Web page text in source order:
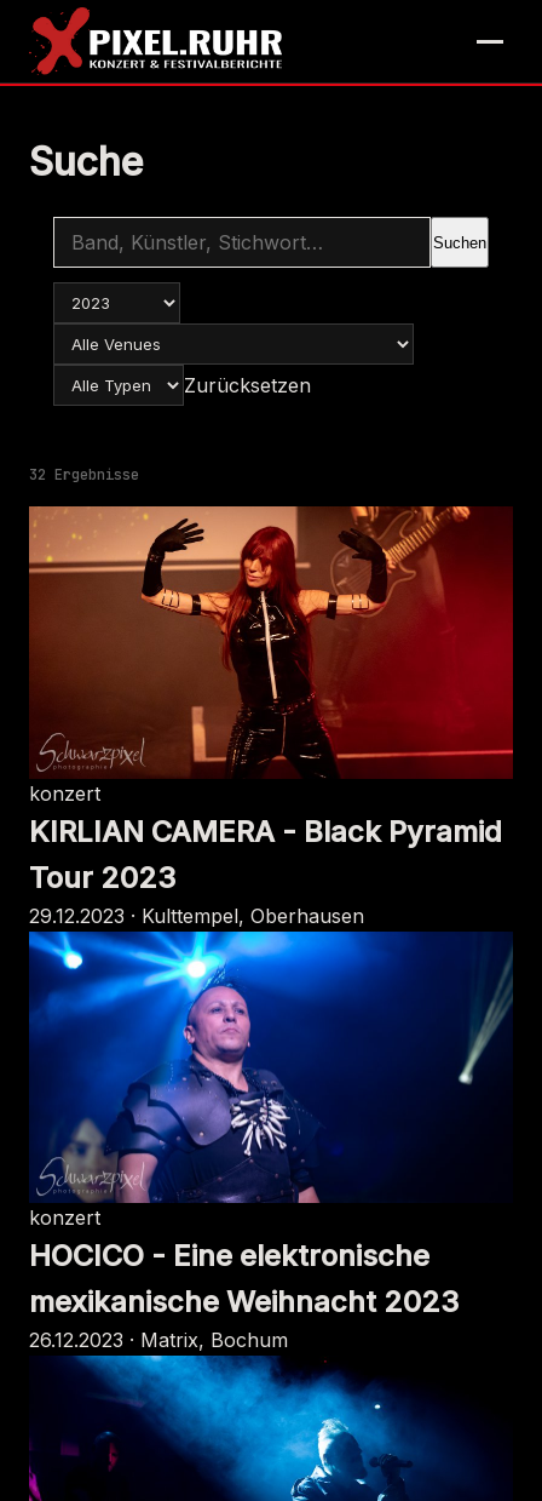
Suche
Suchen
Zurücksetzen
32 Ergebnisse
konzert
KIRLIAN CAMERA - Black Pyramid
Tour 2023
29.12.2023 · Kulttempel, Oberhausen
konzert
HOCICO - Eine elektronische
mexikanische Weihnacht 2023
26.12.2023 · Matrix, Bochum